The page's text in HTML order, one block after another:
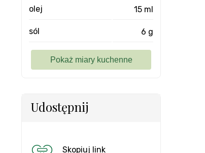
olej 15 ml
sól 6 g
Udostępnij
Skopiuj link